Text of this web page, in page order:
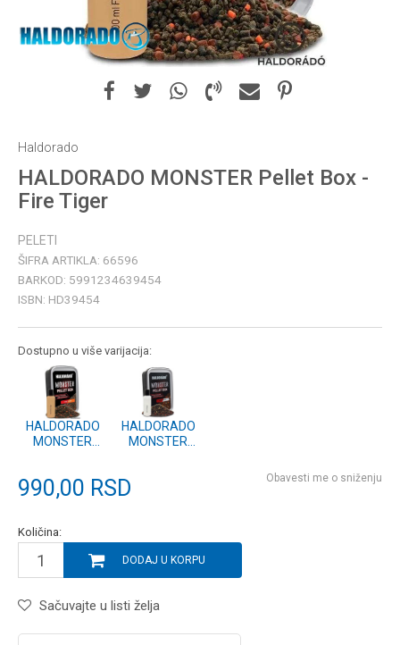
Haldorado
HALDORADO MONSTER Pellet Box -
Fire Tiger
PELETI
ŠIFRA ARTIKLA: 66596
BARKOD: 5991234639454
ISBN: HD39454
Dostupno u više varijacija:
HALDORADO
MONSTER
HALDORADO
MONSTER
990,00 RSD Obavesti me o sniženju
Količina:
DODAJ U KORPU
Sačuvajte u listi želja